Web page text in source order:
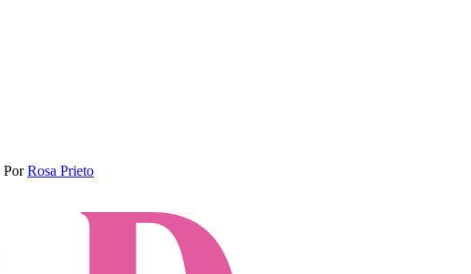
PorRosa Prieto